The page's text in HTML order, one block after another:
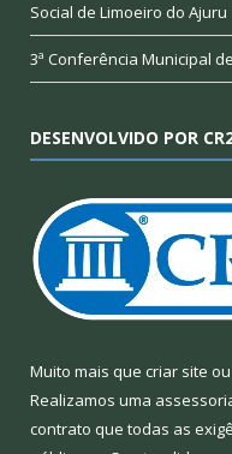
Social de Limoeiro do Ajuru
3ª Conferência Municipal
DESENVOLVIDO POR
Muito mais que criar site ou
Realizamos uma
contrato que todas as